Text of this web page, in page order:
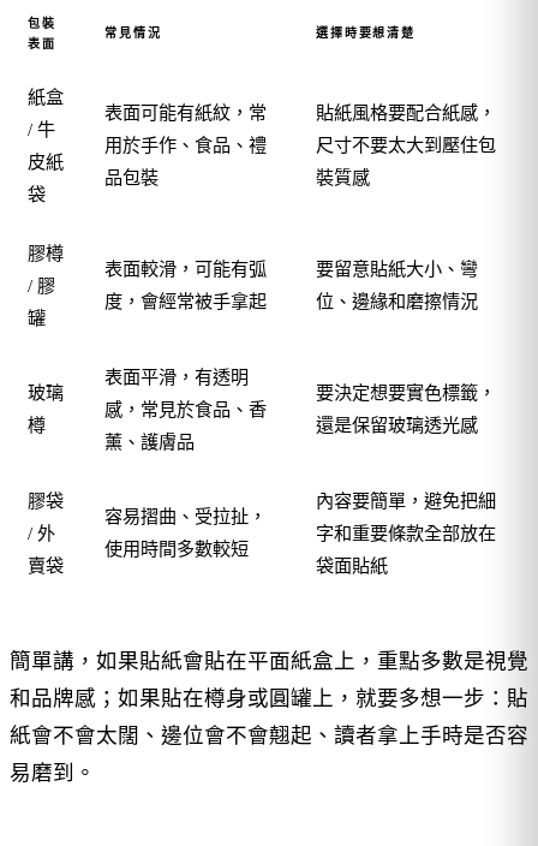
包裝
表面
常見情況 選擇時要想清楚
紙盒
/ 牛
皮紙
袋
表面可能有紙紋，常
用於手作、食品、禮
品包裝
貼紙風格要配合紙感，
尺寸不要太大到壓住包
裝質感
膠樽
/ 膠
罐
表面較滑，可能有弧
度，會經常被手拿起
要留意貼紙大小、彎
位、邊緣和磨擦情況
玻璃
樽
表面平滑，有透明
感，常見於食品、香
薰、護膚品
要決定想要實色標籤，
還是保留玻璃透光感
膠袋
/ 外
賣袋
容易摺曲、受拉扯，
使用時間多數較短
內容要簡單，避免把細
字和重要條款全部放在
袋面貼紙
簡單講，如果貼紙會貼在平面紙盒上，重點多數是視覺
和品牌感；如果貼在樽身或圓罐上，就要多想一步：貼
紙會不會太闊、邊位會不會翹起、讀者拿上手時是否容
易磨到。